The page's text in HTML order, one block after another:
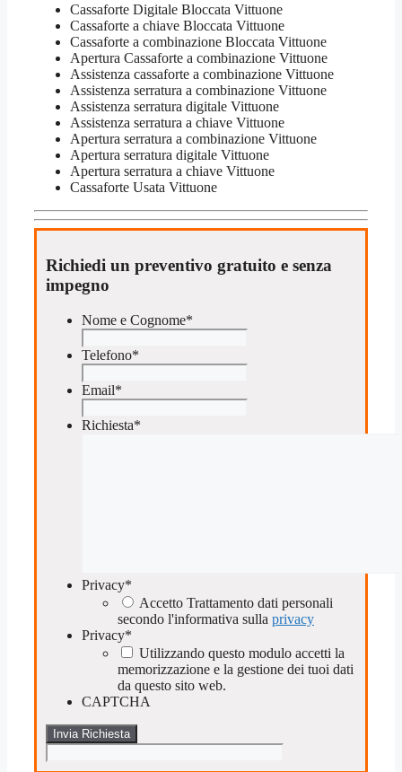
Cassaforte Digitale Bloccata Vittuone
Cassaforte a chiave Bloccata Vittuone
Cassaforte a combinazione Bloccata Vittuone
​Apertura Cassaforte a combinazione Vittuone
Assistenza cassaforte a combinazione Vittuone
​Assistenza serratura​ ​a combinazione Vittuone
Assistenza serratura ​digitale Vittuone
Assistenza serratura ​a chiave Vittuone
​Apertura serratura​ ​a combinazione Vittuone
Apertura serratura​ ​digitale Vittuone
​Apertura serratura​ ​a chiave Vittuone
​Cassaforte Usata Vittuone
Richiedi un preventivo gratuito e senza
impegno
Nome e Cognome*
Telefono*
Email*
Richiesta*
Privacy*
Accetto Trattamento dati personali
secondo l'informativa sulla privacy
Privacy*
Utilizzando questo modulo accetti la
memorizzazione e la gestione dei tuoi dati
da questo sito web.
CAPTCHA